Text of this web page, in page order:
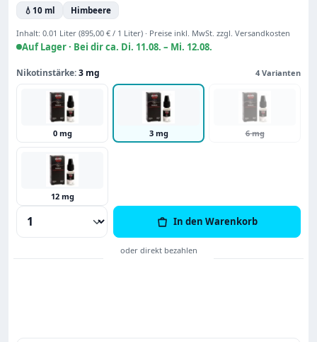
💧 10 ml Himbeere
Inhalt: 0.01 Liter (895,00 € / 1 Liter) · Preise inkl. MwSt. zzgl. Versandkosten
Auf Lager · Bei dir ca. Di. 11.08. – Mi. 12.08.
Nikotinstärke:3 mg 4 Varianten
0 mg 3 mg 6 mg
12 mg
Produkt Anzahl: Gib den gewünschten
In den Warenkorb